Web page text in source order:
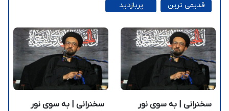
پربازدید
قدیمی ترین
سخنرانی | به سوی نور
سخنرانی | به سوی نور